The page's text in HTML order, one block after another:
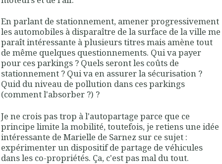
En parlant de stationnement, amener progressivement
les automobiles à disparaître de la surface de la ville me
paraît intéressante à plusieurs titres mais amène tout
de même quelques questionnements. Qui va payer
pour ces parkings ? Quels seront les coûts de
stationnement ? Qui va en assurer la sécurisation ?
Quid du niveau de pollution dans ces parkings
(comment l'absorber ?) ?
Je ne crois pas trop à l'autopartage parce que ce
principe limite la mobilité, toutefois, je retiens une idée
intéressante de Marielle de Sarnez sur ce sujet :
expérimenter un dispositif de partage de véhicules
dans les co-propriétés. Ça, c'est pas mal du tout.